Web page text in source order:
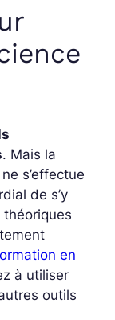
. Mais la
s’effectue
de s’y
en
à utiliser
outils